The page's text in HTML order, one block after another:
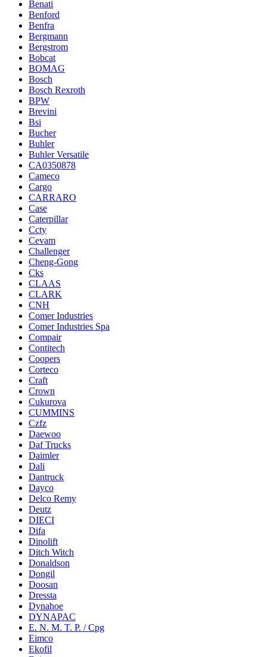
Benati
Benford
Benfra
Bergmann
Bergstrom
Bobcat
BOMAG
Bosch
Bosch Rexroth
BPW
Brevini
Bsi
Bucher
Buhler
Buhler Versatile
CA0350878
Cameco
Cargo
CARRARO
Case
Caterpillar
Ccty
Cevam
Challenger
Cheng-Gong
Cks
CLAAS
CLARK
CNH
Comer Industries
Comer Industries Spa
Compair
Contitech
Coopers
Corteco
Craft
Crown
Cukurova
CUMMINS
Czfz
Daewoo
Daf Trucks
Daimler
Dali
Dantruck
Dayco
Delco Remy
Deutz
DIECI
Difa
Dinolift
Ditch Witch
Donaldson
Dongil
Doosan
Dressta
Dynahoe
DYNAPAC
E. N. M. T. P. / Cpg
Eimco
Ekofil